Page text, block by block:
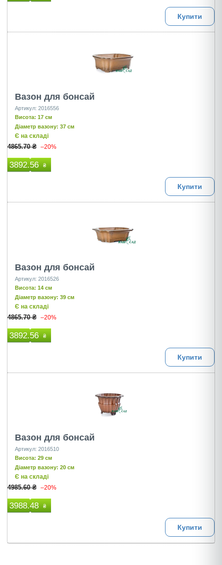
Купити
Вазон для бонсай
Артикул: 2016556
Висота: 17 см
Діаметр вазону: 37 см
Є на складі
4865.70 ₴ –20%
3892.56 ₴
Купити
Вазон для бонсай
Артикул: 2016526
Висота: 14 см
Діаметр вазону: 39 см
Є на складі
4865.70 ₴ –20%
3892.56 ₴
Купити
Вазон для бонсай
Артикул: 2016510
Висота: 29 см
Діаметр вазону: 20 см
Є на складі
4985.60 ₴ –20%
3988.48 ₴
Купити